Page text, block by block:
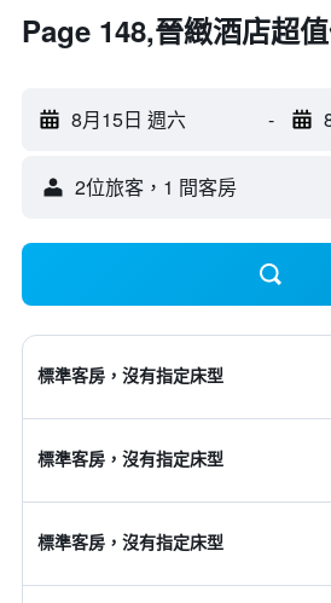
Page 148,晉緻酒店超
8月15日 週六 -
2位旅客，1 間客房
標準客房，沒有指定床型
標準客房，沒有指定床型
標準客房，沒有指定床型